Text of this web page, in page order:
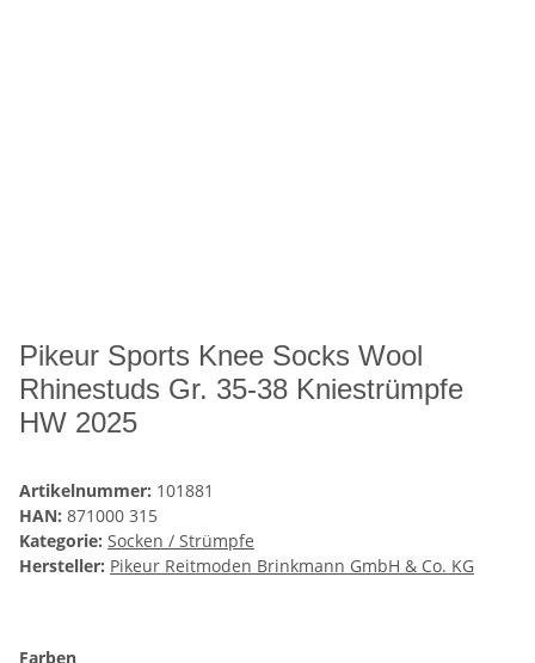
Pikeur Sports Knee Socks Wool
Rhinestuds Gr. 35-38 Kniestrümpfe
HW 2025
Artikelnummer: 101881
HAN: 871000 315
Kategorie: Socken / Strümpfe
Hersteller: Pikeur Reitmoden Brinkmann GmbH & Co. KG
Farben